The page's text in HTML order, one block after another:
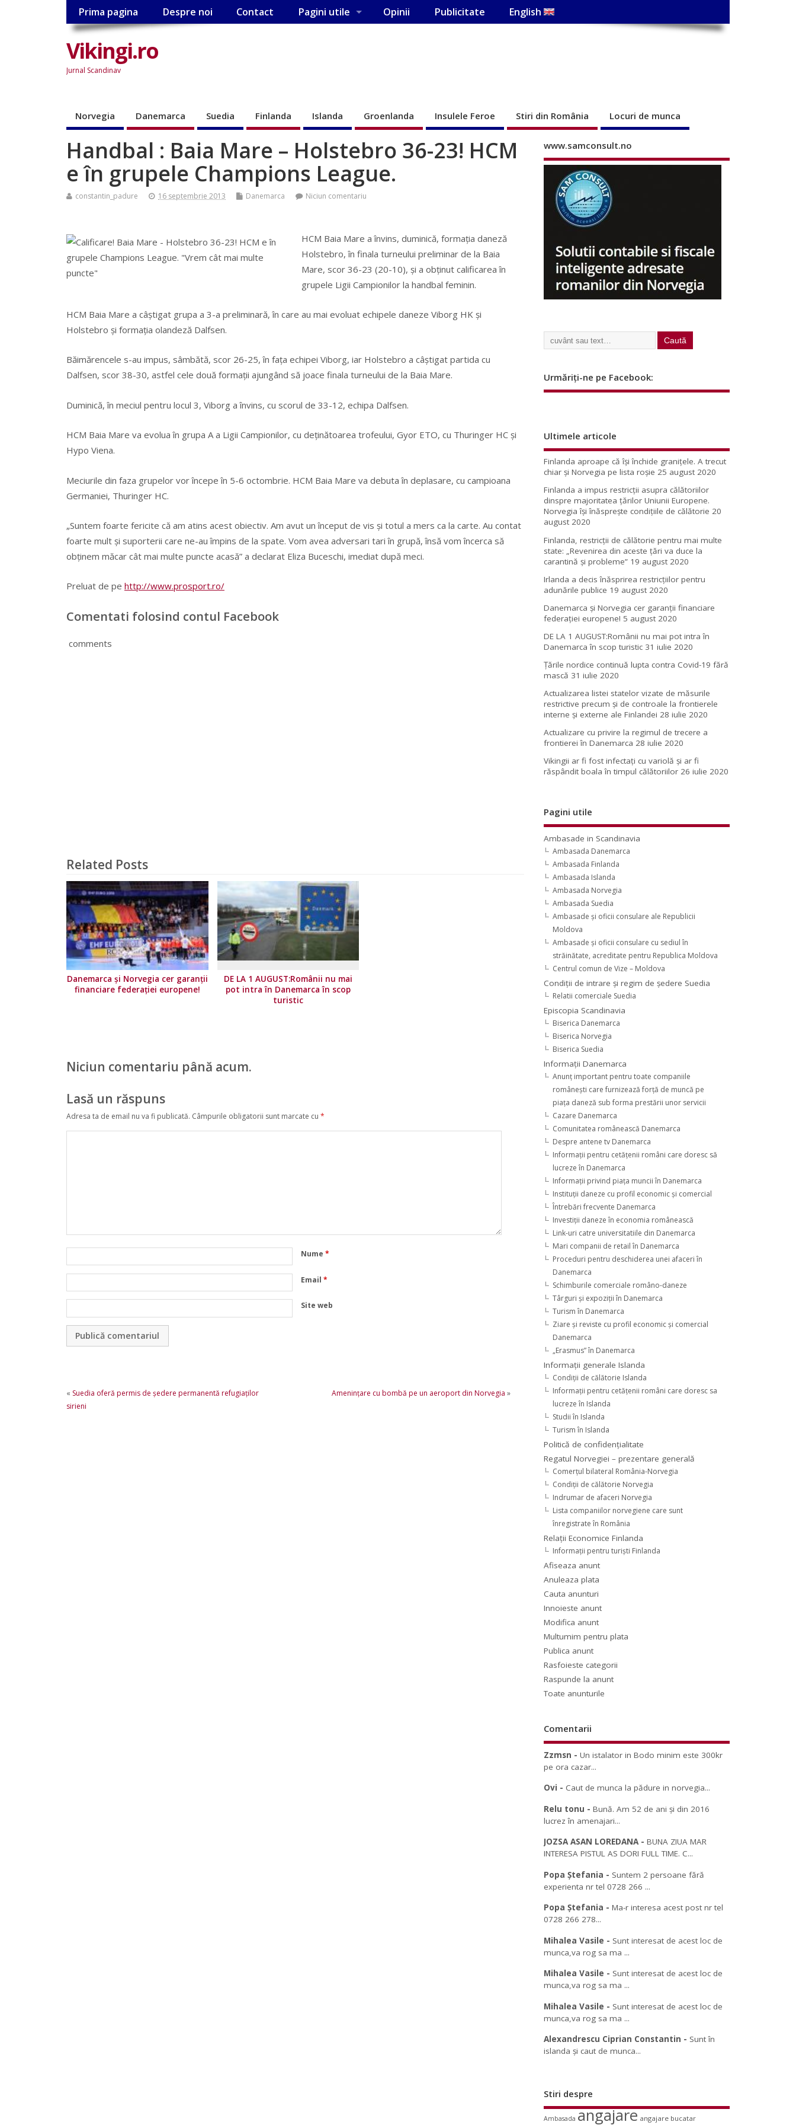
Prima pagina Despre noi Contact Pagini utile Opinii Publicitate English
Vikingi.ro
Jurnal Scandinav
Norvegia Danemarca Suedia Finlanda Islanda Groenlanda Insulele Feroe Stiri din România Locuri de munca
Handbal : Baia Mare – Holstebro 36-23! HCM
e în grupele Champions League.
constantin_padure 16 septembrie 2013 Danemarca Niciun comentariu
HCM Baia Mare a învins, duminică, formaţia daneză
Holstebro, în finala turneului preliminar de la Baia
Mare, scor 36-23 (20-10), şi a obţinut calificarea în
grupele Ligii Campionilor la handbal feminin.
HCM Baia Mare a câştigat grupa a 3-a preliminară, în care au mai evoluat echipele daneze Viborg HK şi
Holstebro şi formaţia olandeză Dalfsen.
Băimărencele s-au impus, sâmbătă, scor 26-25, în faţa echipei Viborg, iar Holstebro a câştigat partida cu
Dalfsen, scor 38-30, astfel cele două formaţii ajungând să joace finala turneului de la Baia Mare.
Duminică, în meciul pentru locul 3, Viborg a învins, cu scorul de 33-12, echipa Dalfsen.
HCM Baia Mare va evolua în grupa A a Ligii Campionilor, cu deţinătoarea trofeului, Gyor ETO, cu Thuringer HC şi
Hypo Viena.
Meciurile din faza grupelor vor începe în 5-6 octombrie. HCM Baia Mare va debuta în deplasare, cu campioana
Germaniei, Thuringer HC.
„Suntem foarte fericite că am atins acest obiectiv. Am avut un început de vis şi totul a mers ca la carte. Au contat
foarte mult şi suporterii care ne-au împins de la spate. Vom avea adversari tari în grupă, însă vom încerca să
obţinem măcar cât mai multe puncte acasă” a declarat Eliza Buceschi, imediat după meci.
Preluat de pe http://www.prosport.ro/
Comentati folosind contul Facebook
comments
Related Posts
Danemarca și Norvegia cer garanții
financiare federației europene!
DE LA 1 AUGUST:Românii nu mai
pot intra în Danemarca în scop
turistic
Niciun comentariu până acum.
Lasă un răspuns
Adresa ta de email nu va fi publicată. Câmpurile obligatorii sunt marcate cu *
Nume *
Email *
Site web
« Suedia oferă permis de şedere permanentă refugiaţilor
sirieni
Ameninţare cu bombă pe un aeroport din Norvegia »
www.samconsult.no
Urmăriți-ne pe Facebook:
Ultimele articole
Finlanda aproape că își închide granițele. A trecut
chiar și Norvegia pe lista roșie 25 august 2020
Finlanda a impus restricţii asupra călătoriilor
dinspre majoritatea ţărilor Uniunii Europene.
Norvegia își înăsprește condițiile de călătorie 20
august 2020
Finlanda, restricţii de călătorie pentru mai multe
state: „Revenirea din aceste ţări va duce la
carantină şi probleme” 19 august 2020
Irlanda a decis înăsprirea restricțiilor pentru
adunările publice 19 august 2020
Danemarca și Norvegia cer garanții financiare
federației europene! 5 august 2020
DE LA 1 AUGUST:Românii nu mai pot intra în
Danemarca în scop turistic 31 iulie 2020
Țările nordice continuă lupta contra Covid-19 fără
mască 31 iulie 2020
Actualizarea listei statelor vizate de măsurile
restrictive precum și de controale la frontierele
interne și externe ale Finlandei 28 iulie 2020
Actualizare cu privire la regimul de trecere a
frontierei în Danemarca 28 iulie 2020
Vikingii ar fi fost infectaţi cu variolă şi ar fi
răspândit boala în timpul călătoriilor 26 iulie 2020
Pagini utile
Ambasade in Scandinavia
Ambasada Danemarca
Ambasada Finlanda
Ambasada Islanda
Ambasada Norvegia
Ambasada Suedia
Ambasade şi oficii consulare ale Republicii
Moldova
Ambasade şi oficii consulare cu sediul în
străinătate, acreditate pentru Republica Moldova
Centrul comun de Vize – Moldova
Condiţii de intrare şi regim de şedere Suedia
Relatii comerciale Suedia
Episcopia Scandinavia
Biserica Danemarca
Biserica Norvegia
Biserica Suedia
Informaţii Danemarca
Anunţ important pentru toate companiile
româneşti care furnizează forţă de muncă pe
piaţa daneză sub forma prestării unor servicii
Cazare Danemarca
Comunitatea românească Danemarca
Despre antene tv Danemarca
Informaţii pentru cetăţenii români care doresc să
lucreze în Danemarca
Informaţii privind piaţa muncii în Danemarca
Instituţii daneze cu profil economic şi comercial
Întrebări frecvente Danemarca
Investiţii daneze în economia românească
Link-uri catre universitatiile din Danemarca
Mari companii de retail în Danemarca
Proceduri pentru deschiderea unei afaceri în
Danemarca
Schimburile comerciale româno-daneze
Târguri şi expoziţii în Danemarca
Turism în Danemarca
Ziare şi reviste cu profil economic şi comercial
Danemarca
„Erasmus” în Danemarca
Informaţii generale Islanda
Condiţii de călătorie Islanda
Informaţii pentru cetăţenii români care doresc sa
lucreze în Islanda
Studii în Islanda
Turism în Islanda
Politică de confidențialitate
Regatul Norvegiei – prezentare generală
Comerţul bilateral România-Norvegia
Condiții de călătorie Norvegia
Indrumar de afaceri Norvegia
Lista companiilor norvegiene care sunt
înregistrate în România
Relaţii Economice Finlanda
Informaţii pentru turişti Finlanda
Afiseaza anunt
Anuleaza plata
Cauta anunturi
Innoieste anunt
Modifica anunt
Multumim pentru plata
Publica anunt
Rasfoieste categorii
Raspunde la anunt
Toate anunturile
Comentarii
Zzmsn -Un istalator in Bodo minim este 300kr
pe ora cazar...
Ovi - Caut de munca la pădure in norvegia...
Relu tonu -Bună. Am 52 de ani și din 2016
lucrez în amenajari...
JOZSA ASAN LOREDANA-BUNA ZIUA MAR
INTERESA PISTUL AS DORI FULL TIME. C...
Popa Ștefania - Suntem 2 persoane fără
experienta nr tel 0728 266 ...
Popa Ștefania -Ma-r interesa acest post nr tel
0728 266 278...
Mihalea Vasile - Sunt interesat de acest loc de
munca,va rog sa ma ...
Mihalea Vasile - Sunt interesat de acest loc de
munca,va rog sa ma ...
Mihalea Vasile - Sunt interesat de acest loc de
munca,va rog sa ma ...
Alexandrescu Ciprian Constantin - Sunt în
islanda și caut de munca...
Stiri despre
Ambasada angajare angajare bucatar